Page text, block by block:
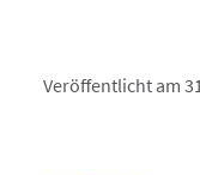
Veröffentlicht am